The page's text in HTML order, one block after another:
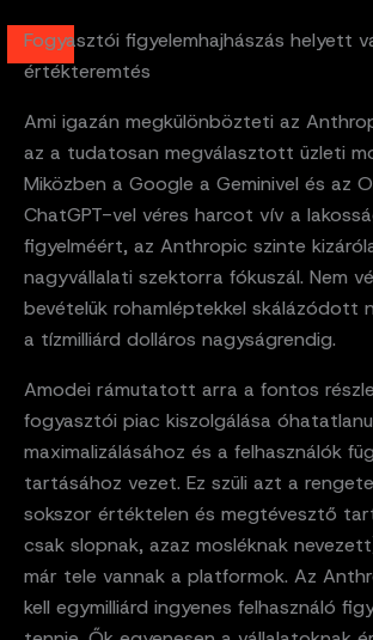
Fogyasztói figyelemhajhászás helyett
értékteremtés
Ami igazán megkülönbözteti az
az a tudatosan megválasztott üzleti
Miközben a Google a Geminivel és az
ChatGPT-vel véres harcot vív a
figyelméért, az Anthropic szinte
nagyvállalati szektorra fókuszál. Nem
bevételük rohamléptekkel skálázódott
a tízmilliárd dolláros nagyságrendig.
Amodei rámutatott arra a fontos
fogyasztói piac kiszolgálása
maximalizálásához és a felhasználók
tartásához vezet. Ez szüli azt a
sokszor értéktelen és megtévesztő
csak slopnak, azaz mosléknak
már tele vannak a platformok. Az
kell egymilliárd ingyenes felhasználó